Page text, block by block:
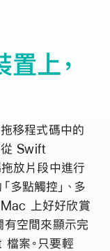
上，
移程式碼中的
從 Swift
放片段中進行
多點觸控」、多
Mac 上好好欣賞
有空間來顯示完
案。只要輕